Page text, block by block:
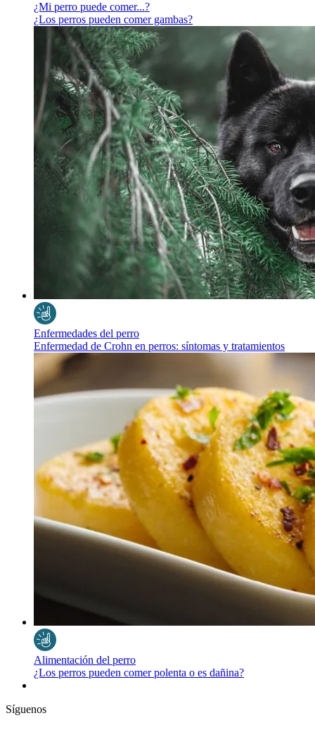
¿Mi perro puede comer...?
¿Los perros pueden comer gambas?
Enfermedades del perro
Enfermedad de Crohn en perros: síntomas y tratamientos
Alimentación del perro
¿Los perros pueden comer polenta o es dañina?
Síguenos